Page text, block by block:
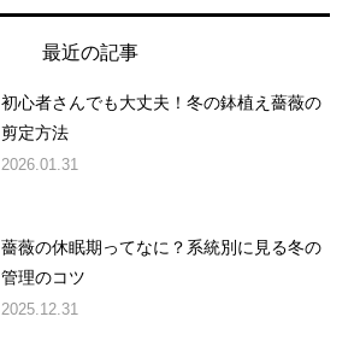
最近の記事
初心者さんでも大丈夫！冬の鉢植え薔薇の
剪定方法
2026.01.31
薔薇の休眠期ってなに？系統別に見る冬の
管理のコツ
2025.12.31